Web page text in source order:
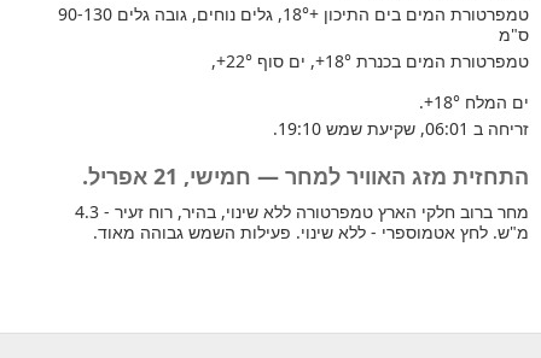
טמפרטורת המים בים התיכון +18°
, גלים נוחים, גובה גלים 90-130
ס"מ
טמפרטורת המים בכנרת +18°, ים סוף +22°
,
ים המלח +18°
.
זריחה ב 06:01, שקיעת שמש 19:10.
התחזית מזג האוויר למחר — חמישי, 21 אפריל.
מחר ברוב חלקי הארץ טמפרטורה ללא שינוי, בהיר, רוח זעיר - 4.3
מ"ש. לחץ אטמוספרי - ללא שינוי. פעילות השמש גבוהה מאוד.